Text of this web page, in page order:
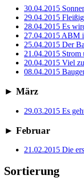
30.04.2015
29.04.2015
28.04.2015 Es
27.04.2015 ABM
25.04.2015 Der
21.04.2015 Strom
20.04.2015 Viel
08.04.2015
► März
29.03.2015 Es
► Februar
21.02.2015 Die
Sortierung